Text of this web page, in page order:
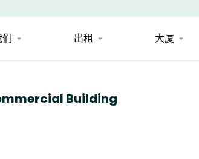
出租 大厦
Building